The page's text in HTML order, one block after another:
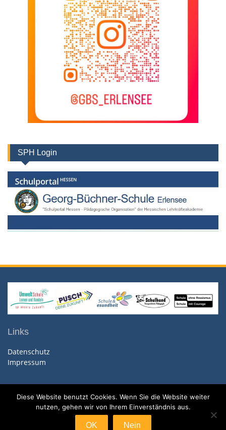
SPH Login
Links
Datenschutz
Impressum
Copyright. All rights reserved.
Proudly powered by WordPress
|Education Hub by
Diese Website benutzt Cookies. Wenn Sie die Website weiter
nutzen, gehen wir von Ihrem Einverständnis aus.
OK Nein